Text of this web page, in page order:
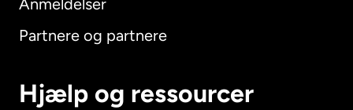
Anmeldelser
Partnere og partnere
Hjælp og ressourcer